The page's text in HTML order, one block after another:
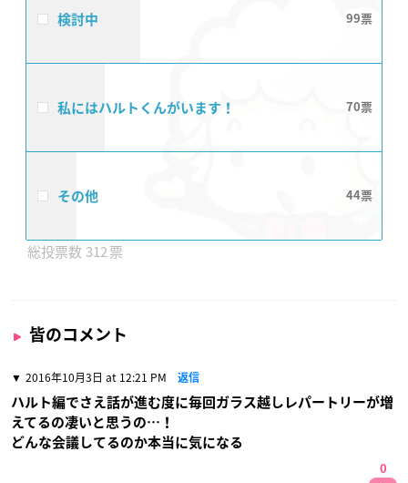
検討中 99
私にはハルトくんがいます！ 70
その他 44
312
皆のコメント
2016年10月3日 at 12:21 PM 返信
ハルト編でさえ話が進む度に毎回ガラス越しレパートリーが増
えてるの凄いと思うの…！
どんな会議してるのか本当に気になる
0